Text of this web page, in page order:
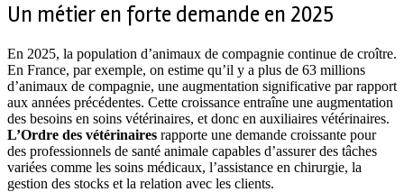
Un métier en forte demande en 2025
En 2025, la population d’animaux de compagnie continue de croître.
En France, par exemple, on estime qu’il y a plus de 63 millions
d’animaux de compagnie, une augmentation significative par rapport
aux années précédentes. Cette croissance entraîne une augmentation
des besoins en soins vétérinaires, et donc en auxiliaires vétérinaires.
L’Ordre des vétérinaires rapporte une demande croissante pour
des professionnels de santé animale capables d’assurer des tâches
variées comme les soins médicaux, l’assistance en chirurgie, la
gestion des stocks et la relation avec les clients.